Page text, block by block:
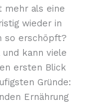
mehr als eine
wieder in
so erschöpft?
kann viele
ersten Blick
Gründe:
Ernährung